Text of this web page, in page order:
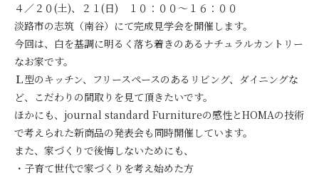
４／２０(土)、２１(日) １０：００～１６：００
淡路市の志筑（南谷）にて完成見学会を開催します。
今回は、白を基調に明るく落ち着きのあるナチュラルカントリー
なお家です。
Ｌ型のキッチン、フリースペースのあるリビング、ダイニングな
ど、こだわりの間取りを見て頂きたいです。
ほかにも、journal standard Furnitureの感性とHOMAの技術
で考えられた新商品の発表会も同時開催しています。
また、家づくりで後悔しないためにも、
・子育て世代で家づくりを考え始めた方